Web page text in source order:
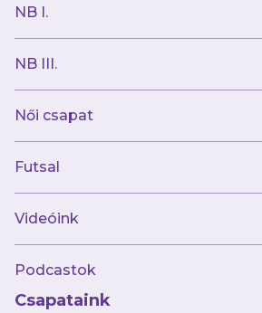
NB I.
NB III.
Női csapat
Futsal
Videóink
Podcastok
Csapataink
2024.08.30
Rangadón ütöttük ki a